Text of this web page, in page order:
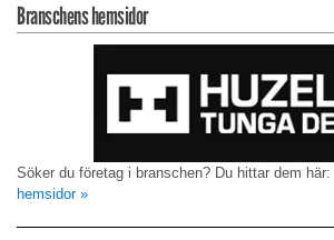
Branschens hemsidor
Söker du företag i branschen? Du hittar dem här:
hemsidor »